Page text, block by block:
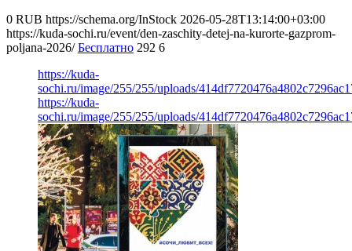
0 RUB https://schema.org/InStock 2026-05-28T13:14:00+03:00
https://kuda-sochi.ru/event/den-zaschity-detej-na-kurorte-gazprom-
poljana-2026/ Бесплатно 292 6
https://kuda-
sochi.ru/image/255/255/uploads/
https://kuda-
sochi.ru/image/255/255/uploads/